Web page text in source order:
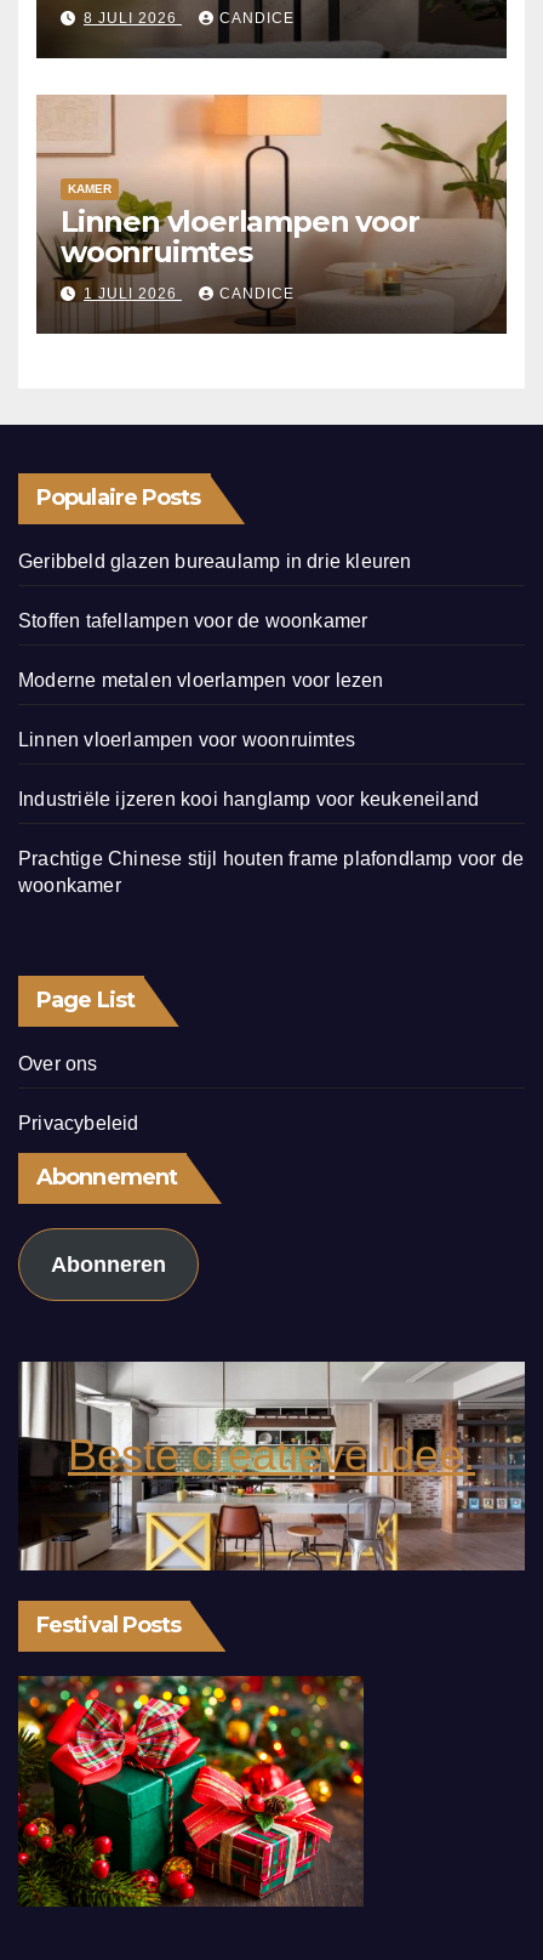
8 JULI 2026 CANDICE
KAMER
Linnen vloerlampen voor
woonruimtes
1 JULI 2026 CANDICE
Populaire Posts
Geribbeld glazen bureaulamp in drie kleuren
Stoffen tafellampen voor de woonkamer
Moderne metalen vloerlampen voor lezen
Linnen vloerlampen voor woonruimtes
Industriële ijzeren kooi hanglamp voor keukeneiland
Prachtige Chinese stijl houten frame plafondlamp voor de
woonkamer
Page List
Over ons
Privacybeleid
Abonnement
Abonneren
Beste creatieve idee.
Festival Posts